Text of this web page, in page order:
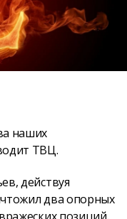
наших
ТВЦ.
действуя
два опорных